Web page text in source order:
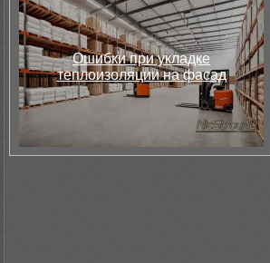
Ошибки при укладке
теплоизоляции на фасад